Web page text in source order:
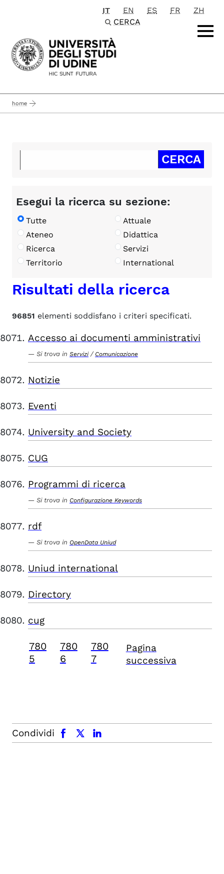
Passa al contenuto principale
IT EN ES FR
ZH
CERCA
home
Esegui la ricerca su sezione:
Tutte
Attuale
Ateneo
Didattica
Ricerca
Servizi
Territorio
International
Risultati della ricerca
96851 elementi soddisfano i criteri specificati.
Accesso ai documenti amministrativi
Si trova in Servizi / Comunicazione
Notizie
Eventi
University and Society
CUG
Programmi di ricerca
Si trova in Configurazione Keywords
rdf
Si trova in OpenData Uniud
Uniud international
Directory
cug
780
5
780
6
780
7
Pagina
successiva
Condividi
facebook x.com linkedin